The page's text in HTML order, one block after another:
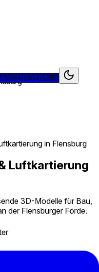
→
in Flensburg
Luftkartierung
3D-Modelle für Bau,
der Flensburger Förde.